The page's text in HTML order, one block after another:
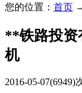
您的位置： 首页
**铁路投资
机
2016-05-07(6949)